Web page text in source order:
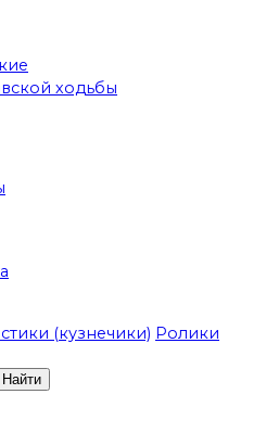
ходьбы
(кузнечики) Ролики
Найти